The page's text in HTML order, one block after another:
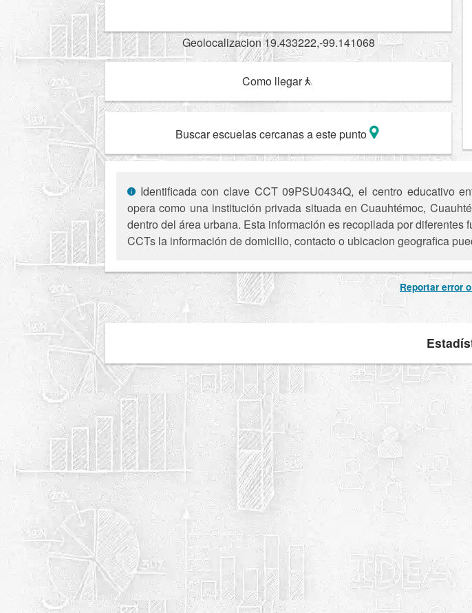
Geolocalizacion 19.433222,-99.141068
Como llegar
Buscar escuelas cercanas a este punto
Identificada con clave CCT 09PSU0434Q, el centro educativo
opera como una institución privada situada en Cuauhtémoc,
dentro del área urbana. Esta información es recopilada por
CCTs la información de domicilio, contacto o ubicacion geografica
Reportar error